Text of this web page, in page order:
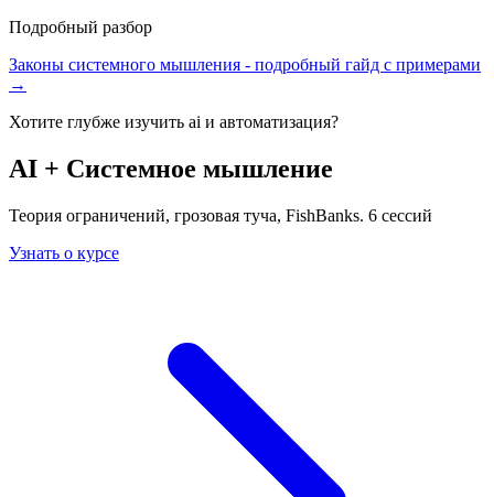
Подробный разбор
Законы системного мышления - подробный гайд с примерами
→
Хотите глубже изучить ai и автоматизация?
AI + Системное мышление
Теория ограничений, грозовая туча, FishBanks. 6 сессий
Узнать о курсе